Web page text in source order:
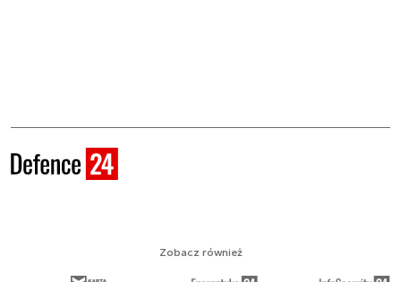
Zobacz również